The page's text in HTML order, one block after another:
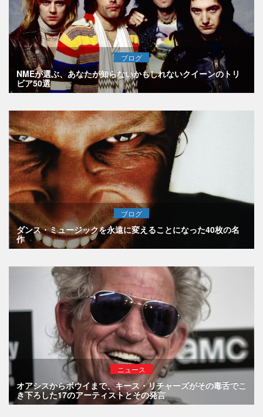
ブログ
NMEが選ぶ、あなたが知らないかもしれないクイーンのトリ
ビア50選
ブログ
ダンス・ミュージックを永遠に変えることになった40枚の名
作
ニュース
オアシスからボウイまで、キース・リチャーズがその毒舌でこ
き下ろした17のアーティストとその発言